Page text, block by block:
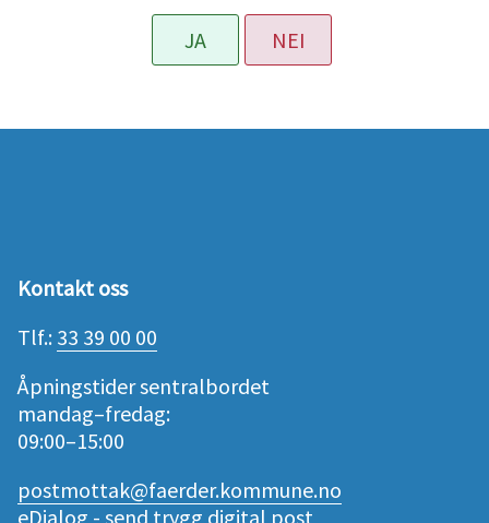
JA NEI
Kontakt oss
Tlf.: 33 39 00 00
Åpningstider sentralbordet
mandag–fredag:
09:00–15:00
postmottak@faerder.kommune.no
eDialog - send trygg digital post